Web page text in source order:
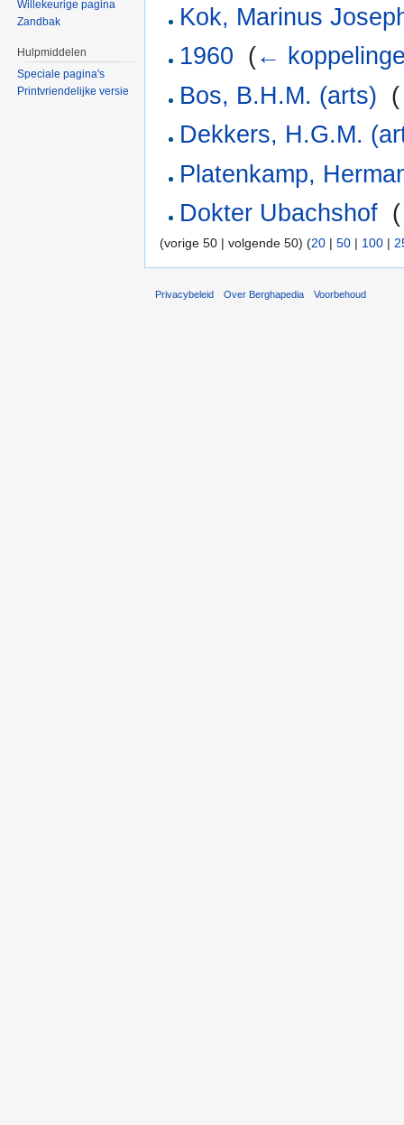
Kok, Marinus
1960 (←
Bos, B.H.M. (arts) (
Dekkers, H.G.M.
Platenkamp,
Dokter Ubachshof (
(vorige 50 | volgende 50) (20 | 50 | 100 |
Willekeurige pagina
Zandbak
Hulpmiddelen
Speciale pagina's
Printvriendelijke versie
Privacybeleid Over Berghapedia Voorbehoud